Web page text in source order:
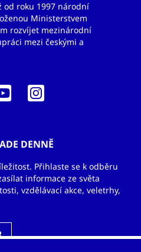
od roku 1997 národní
Ministerstvem
rozvíjet mezinárodní
mezi českými a
DENNĚ
Přihlaste se k odběru
informace ze světa
vzdělávací akce, veletrhy,